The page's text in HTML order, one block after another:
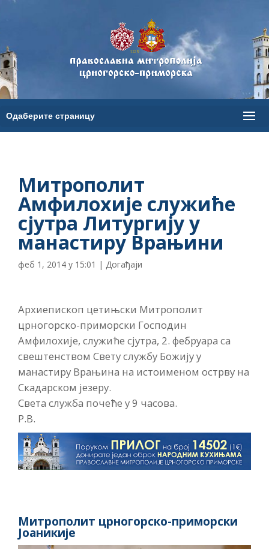
Митрополит
Амфилохије служиће
сјутра Литургију у
манастиру Врањини
феб 1, 2014 у 15:01 | Догађаји
Архиепископ цетињски Митрополит
црногорско-приморски Господин
Амфилохије, служиће сјутра, 2. фебруара са
свештенством Свету службу Божију у
манастиру Врањина на истоименом острву на
Скадарском језеру.
Света служба почеће у 9 часова.
Р.В.
Митрополит црногорско-приморски
Јоаникије